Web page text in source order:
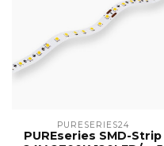
PURESERIES24
PUREseries SMD-Strip